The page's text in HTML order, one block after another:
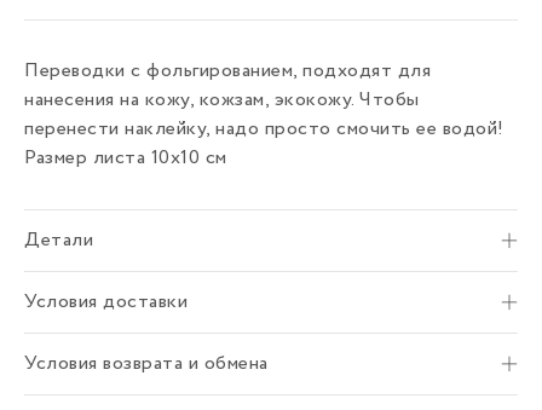
Переводки с фольгированием, подходят для
нанесения на кожу, кожзам, экокожу. Чтобы
перенести наклейку, надо просто смочить ее водой!
Размер листа 10х10 см
Детали
Условия доставки
Условия возврата и обмена